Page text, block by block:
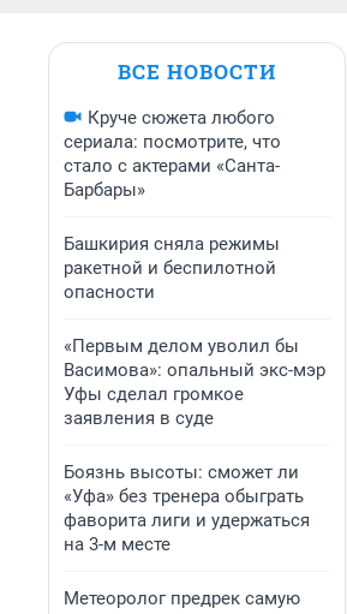
ВСЕ НОВОСТИ
Круче сюжета любого
сериала: посмотрите, что
стало с актерами «Санта-
Барбары»
Башкирия сняла режимы
ракетной и беспилотной
опасности
«Первым делом уволил бы
Васимова»: опальный экс-мэр
Уфы сделал громкое
заявления в суде
Боязнь высоты: сможет ли
«Уфа» без тренера обыграть
фаворита лиги и удержаться
на 3-м месте
Метеоролог предрек самую